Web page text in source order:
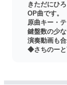
きただにひ
OP曲です。
原曲キー・
鍵盤数の少
演奏動画も
◆さちのー